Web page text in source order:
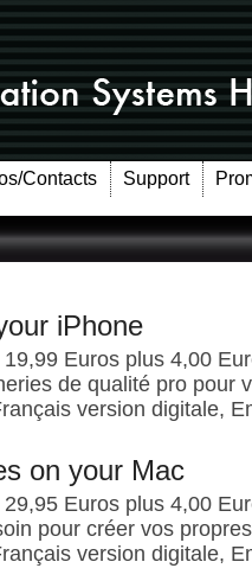
Contacts Support
iPhone
Euros plus 4,00
de qualité pro pour
version digitale,
on your Mac
Euros plus 4,00
pour créer vos
version digitale,